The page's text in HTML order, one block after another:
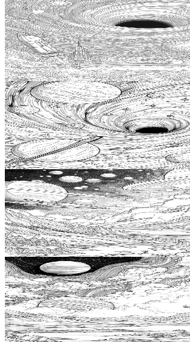
トクリエイティブページ
Add to wishlist
Quick view
大人向け無料印刷用塗り絵ページ、
り絵ブック、大人向け宇宙の塗り
ックホールの塗り絵、銀河の渦巻
ルアートアドベンチャー
$ 0.99
Add to wishlist
Quick view
銀河ワームホールアートアドベン
ゼーション用塗り絵、ティーン向
ページ、ワームホールの塗り絵、
無料印刷用塗り絵ページ
$ 0.99
Add to wishlist
Quick view
銀河の生き物、エイリアンアート
アンの塗り絵、女の子向け無料プ
ージ、リラクゼーションカラーブ
宇宙の塗り絵ページ
$ 0.99
Add to wishlist
Quick view
銀河の色彩 エキソプラネットアー
ゼーション カラーブック 宇宙のぬ
人向け 大人のぬりえ 無料印刷可能
$ 0.99